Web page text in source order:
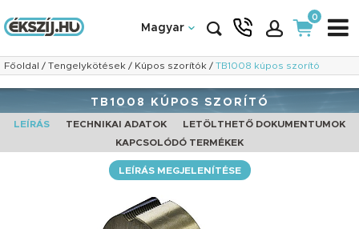
Magyar
0
Főoldal / Tengelykötések / Kúpos szorítók / TB1008 kúpos szorító
TB1008 KÚPOS SZORÍTÓ
LEÍRÁS TECHNIKAI ADATOK
LETÖLTHETŐ DOKUMENTUMOK
KAPCSOLÓDÓ TERMÉKEK
LEÍRÁS MEGJELENÍTÉSE